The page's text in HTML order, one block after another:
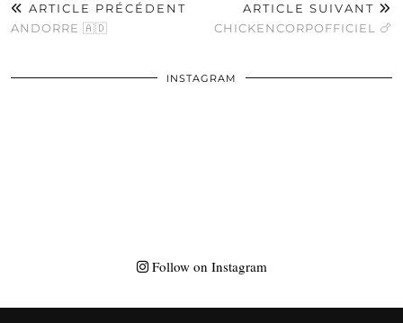
ARTICLE PRÉCÉDENT
ANDORRE 🇦🇩
ARTICLE SUIVANT
CHICKENCORPOFFICIEL 🍗
INSTAGRAM
Follow on Instagram